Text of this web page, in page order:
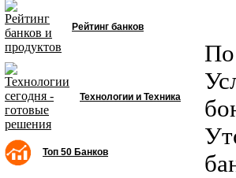
Рейтинг банков
Технологии и Техника
Топ 50 Банков